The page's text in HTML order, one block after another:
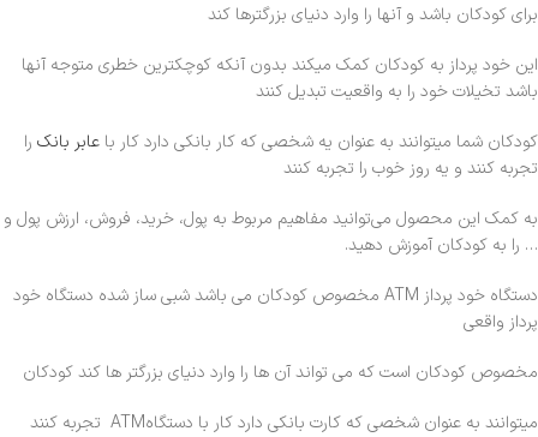
برای کودکان باشد و آنها را وارد دنیای بزرگترها کند
این خود پرداز به کودکان کمک میکند بدون آنکه کوچکترین خطری متوجه آنها
باشد تخیلات خود را به واقعیت تبدیل کنند
کودکان شما میتوانند به عنوان یه شخصی که کار بانکی دارد کار با عابر بانک را
تجربه کنند و یه روز خوب را تجربه کنند
به کمک این محصول می‌توانید مفاهیم مربوط به پول، خرید، فروش، ارزش پول و
… را به کودکان آموزش دهید.
دستگاه خود پرداز ATM مخصوص کودکان می باشد شبی ساز شده دستگاه خود
پرداز واقعی
مخصوص کودکان است که می تواند آن ها را وارد دنیای بزرگتر ها کند کودکان
میتوانند به عنوان شخصی که کارت بانکی دارد کار با دستگاهATM تجربه کنند